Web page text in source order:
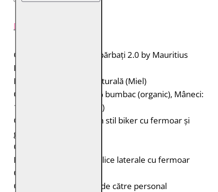
Geacă de piele pentru bărbați 2.0 by Mauritius
Brand: 2.0 by Mauritius
Material: 100% piele naturală (Miel)
Căptușeală: Corp: 100% bumbac (organic), Mâneci:
100% poliester (reciclat)
Geacă de piele nubuk în stil biker cu fermoar și
guler stand-up
Cusături decorative
Două buzunare ușor oblice laterale cu fermoar
Croială: Slim Fit
Curățare: Spălare doar de către personal